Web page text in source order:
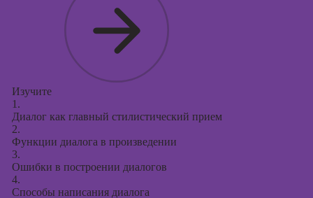
Изучите
1.
Диалог как главный стилистический прием
2.
Функции диалога в произведении
3.
Ошибки в построении диалогов
4.
Способы написания диалога